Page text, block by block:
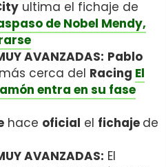
ultima el fichaje de
de Nobel Mendy,
AVANZADAS: Pablo
cerca del Racing El
entra en su fase
hace oficial el fichaje de
AVANZADAS: El